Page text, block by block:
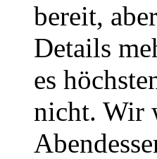
bereit,
Details
es
nicht. Wir